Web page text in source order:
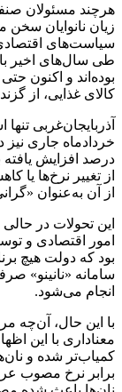
هرچند مسئولان
زیان نانوایان سخن
سیاست‌های
طی سال‌های اخیر
بوده‌اند و اکنون
کالای غذایی، از
آذربایجان‌غربی
درصد افزایش یافته
از تغییر نرخ‌ها
از آن به‌عنوان
این تحولات در
امور اقتصادی و
بود که دولت هیچ
سامانه «نانینو»
انجام می‌شود.
با این حال، آن‌چه
معناداری با این
کمیاب‌تر شده و
برابر نرخ مصوب